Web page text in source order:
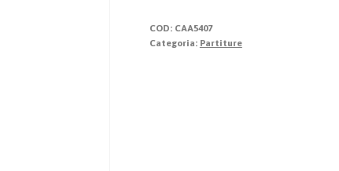
COD: CAA5407
Categoria: Partiture